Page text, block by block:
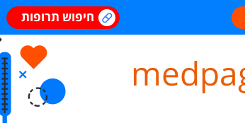
חיפוש תרופות